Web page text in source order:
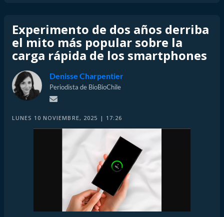
Experimento de dos años derriba
el mito más popular sobre la
carga rápida de los smartphones
Denisse Charpentier
Periodista de BioBioChile
LUNES 10 NOVIEMBRE, 2025 | 17:26